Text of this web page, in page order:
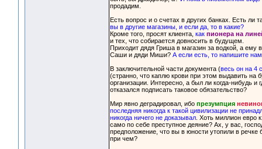
продадим.
Есть вопрос и о счетах в других банках. Есть
вы в другие магазины, и если да, то в какие?
Кроме того, просят клиента, как пионера на
и тех, что собирается довносить в будущем.
Приходит дядя Гриша в магазин за водкой, а ему
Саши и дяди Миши? А если есть, то напишите
В заключительной части документа (весь он на 4
(странно, что каплю крови при этом выдавить на
организации. Интересно, а был ли когда-нибудь
отказался подписать таковое обязательство?
Мир явно деградировал, ибо презумпция
последняя никогда к такой цивилизации не
никогда ничего не доказывал . Хоть миллион
само по себе преступное деяние? Ах, у вас,
предположение, что вы в юности утопили в
при чем?